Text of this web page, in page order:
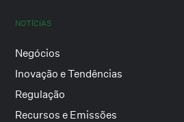
NOTÍCIAS
Negócios
Inovação e Tendências
Regulação
Recursos e Emissões